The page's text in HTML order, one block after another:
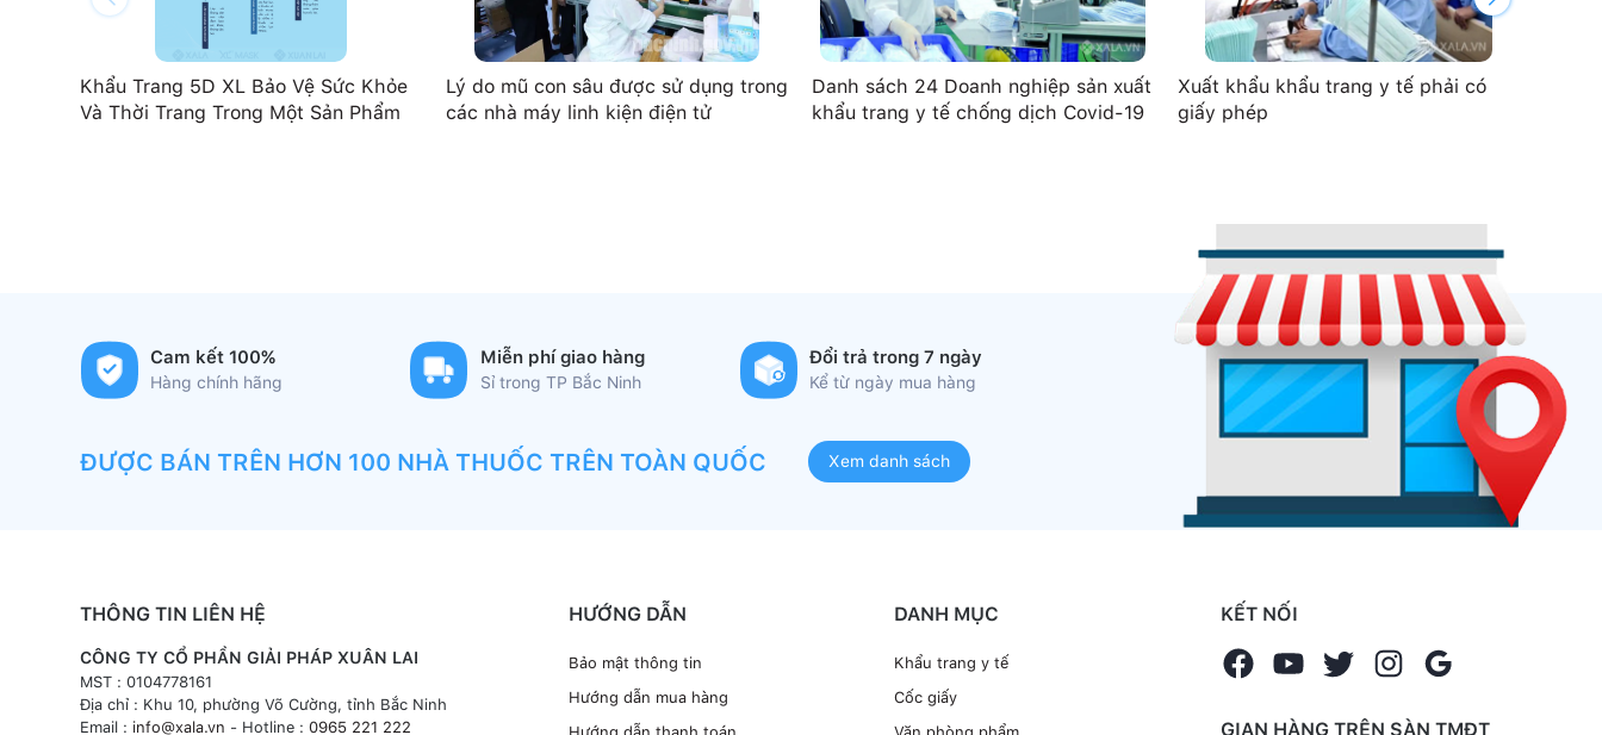
Khẩu Trang 5D XL Bảo Vệ Sức Khỏe
Và Thời Trang Trong Một Sản Phẩm
Lý do mũ con sâu được sử dụng trong
các nhà máy linh kiện điện tử
Danh sách 24 Doanh nghiệp sản xuất
khẩu trang y tế chống dịch Covid-19
Xuất khẩu khẩu trang y tế phải có
giấy phép
Cam kết 100%
Hàng chính hãng
Miễn phí giao hàng
Sỉ trong TP Bắc Ninh
Đổi trả trong 7 ngày
Kể từ ngày mua hàng
ĐƯỢC BÁN TRÊN HƠN 100 NHÀ THUỐC TRÊN TOÀN QUỐC Xem danh sách
THÔNG TIN LIÊN HỆ
CÔNG TY CỔ PHẦN GIẢI PHÁP XUÂN LAI
MST : 0104778161
Địa chỉ : Khu 10, phường Võ Cường, tỉnh Bắc Ninh
Email : info@xala.vn - Hotline : 0965 221 222
HƯỚNG DẪN
Bảo mật thông tin
Hướng dẫn mua hàng
DANH MỤC
Khẩu trang y tế
Cốc giấy
KẾT NỐI
GIAN HÀNG TRÊN SÀN TMĐT